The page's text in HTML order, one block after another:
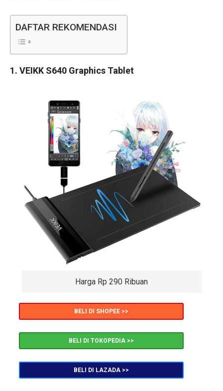
DAFTAR REKOMENDASI
1. VEIKK S640 Graphics Tablet
Harga Rp 290 Ribuan
BELI DI SHOPEE >>
BELI DI TOKOPEDIA >>
BELI DI LAZADA >>